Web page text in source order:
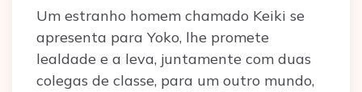
Um estranho homem chamado Keiki se
apresenta para Yoko, lhe promete
lealdade e a leva, juntamente com duas
colegas de classe, para um outro mundo,